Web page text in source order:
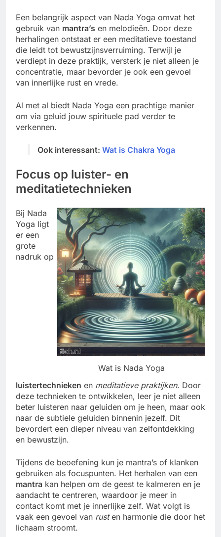
Een belangrijk aspect van Nada Yoga omvat het
gebruik van mantra’s en melodieën. Door deze
herhalingen ontstaat er een meditatieve toestand
die leidt tot bewustzijnsverruiming. Terwijl je
verdiept in deze praktijk, versterk je niet alleen je
concentratie, maar bevorder je ook een gevoel
van innerlijke rust en vrede.
Al met al biedt Nada Yoga een prachtige manier
om via geluid jouw spirituele pad verder te
verkennen.
Ook interessant: Wat is Chakra Yoga
Focus op luister- en
meditatietechnieken
Wat is Nada Yoga
Bij Nada
Yoga ligt
er een
grote
nadruk op
luistertechnieken en meditatieve praktijken. Door
deze technieken te ontwikkelen, leer je niet alleen
beter luisteren naar geluiden om je heen, maar ook
naar de subtiele geluiden binnenin jezelf. Dit
bevordert een dieper niveau van zelfontdekking
en bewustzijn.
Tijdens de beoefening kun je mantra’s of klanken
gebruiken als focuspunten. Het herhalen van een
mantra kan helpen om de geest te kalmeren en je
aandacht te centreren, waardoor je meer in
contact komt met je innerlijke zelf. Wat volgt is
vaak een gevoel van rusten harmonie die door het
lichaam stroomt.